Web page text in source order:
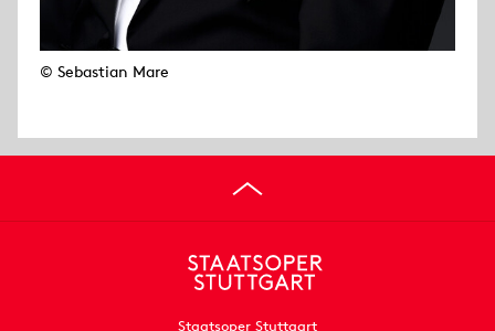
© Sebastian Mare
Staatsoper Stuttgart